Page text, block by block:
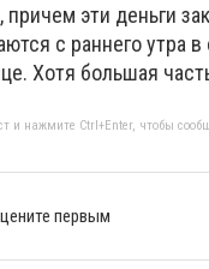
эти деньги
с раннего утра
Хотя большая
и нажмите Ctrl+Enter, чтобы
первым